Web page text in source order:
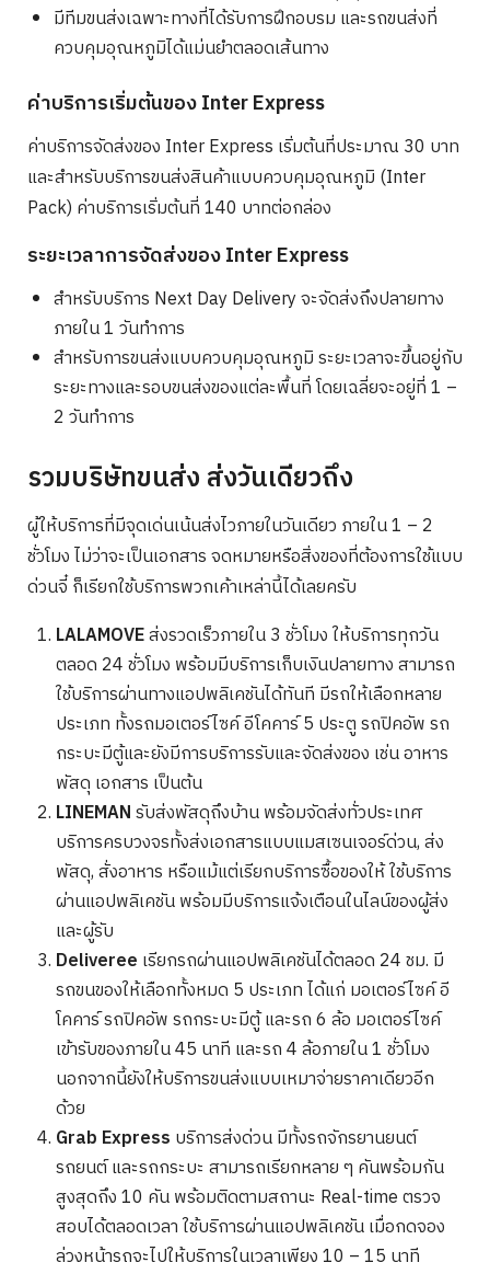
มีทีมขนส่งเฉพาะทางที่ได้รับการฝึกอบรม และรถขนส่งที่
ควบคุมอุณหภูมิได้แม่นยำตลอดเส้นทาง
ค่าบริการเริ่มต้นของ Inter Express
ค่าบริการจัดส่งของ Inter Express เริ่มต้นที่ประมาณ 30 บาท
และสำหรับบริการขนส่งสินค้าแบบควบคุมอุณหภูมิ (Inter
Pack) ค่าบริการเริ่มต้นที่ 140 บาทต่อกล่อง
ระยะเวลาการจัดส่งของ Inter Express
สำหรับบริการ Next Day Delivery จะจัดส่งถึงปลายทาง
ภายใน 1 วันทำการ
สำหรับการขนส่งแบบควบคุมอุณหภูมิ ระยะเวลาจะขึ้นอยู่กับ
ระยะทางและรอบขนส่งของแต่ละพื้นที่ โดยเฉลี่ยจะอยู่ที่ 1 –
2 วันทำการ
รวมบริษัทขนส่ง ส่งวันเดียวถึง
ผู้ให้บริการที่มีจุดเด่นเน้นส่งไวภายในวันเดียว ภายใน 1 – 2
ชั่วโมง ไม่ว่าจะเป็นเอกสาร จดหมายหรือสิ่งของที่ต้องการใช้แบบ
ด่วนจี๋ ก็เรียกใช้บริการพวกเค้าเหล่านี้ได้เลยครับ
LALAMOVEส่งรวดเร็วภายใน 3 ชั่วโมง ให้บริการทุกวัน
ตลอด 24 ชั่วโมง พร้อมมีบริการเก็บเงินปลายทาง สามารถ
ใช้บริการผ่านทางแอปพลิเคชันได้ทันที มีรถให้เลือกหลาย
ประเภท ทั้งรถมอเตอร์ไซค์ อีโคคาร์ 5 ประตู รถปิคอัพ รถ
กระบะมีตู้และยังมีการบริการรับและจัดส่งของ เช่น อาหาร
พัสดุ เอกสาร เป็นต้น
LINEMANรับส่งพัสดุถึงบ้าน พร้อมจัดส่งทั่วประเทศ
บริการครบวงจรทั้งส่งเอกสารแบบแมสเซนเจอร์ด่วน, ส่ง
พัสดุ, สั่งอาหาร หรือแม้แต่เรียกบริการซื้อของให้ ใช้บริการ
ผ่านแอปพลิเคชัน พร้อมมีบริการแจ้งเตือนในไลน์ของผู้ส่ง
และผู้รับ
Deliveree เรียกรถผ่านแอปพลิเคชันได้ตลอด 24 ชม. มี
รถขนของให้เลือกทั้งหมด 5 ประเภท ได้แก่ มอเตอร์ไซค์ อี
โคคาร์ รถปิคอัพ รถกระบะมีตู้ และรถ 6 ล้อ มอเตอร์ไซค์
เข้ารับของภายใน 45 นาที และรถ 4 ล้อภายใน 1 ชั่วโมง
นอกจากนี้ยังให้บริการขนส่งแบบเหมาจ่ายราคาเดียวอีก
ด้วย
Grab Express บริการส่งด่วน มีทั้งรถจักรยานยนต์
รถยนต์ และรถกระบะ สามารถเรียกหลาย ๆ คันพร้อมกัน
สูงสุดถึง 10 คัน พร้อมติดตามสถานะ Real-time ตรวจ
สอบได้ตลอดเวลา ใช้บริการผ่านแอปพลิเคชัน เมื่อกดจอง
ล่วงหน้ารถจะไปให้บริการในเวลาเพียง 10 – 15 นาที